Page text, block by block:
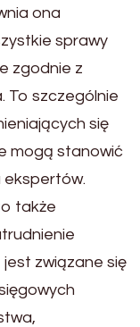
ona
sprawy
zgodnie z
To szczególnie
się
mogą stanowić
ekspertów.
także
związane się